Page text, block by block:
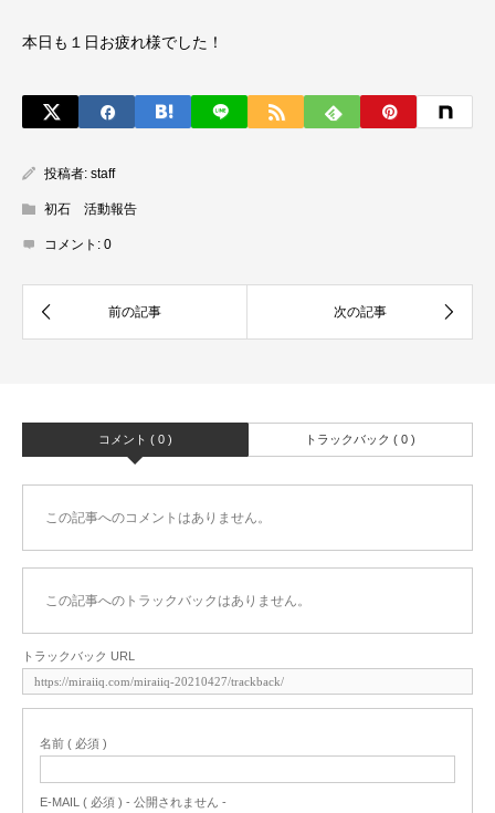
本日も１日お疲れ様でした！
投稿者: staff
初石 活動報告
コメント: 0
コメント ( 0 ) トラックバック ( 0 )
この記事へのコメントはありません。
この記事へのトラックバックはありません。
トラックバック URL
名前 ( 必須 )
E-MAIL ( 必須 ) - 公開されません -